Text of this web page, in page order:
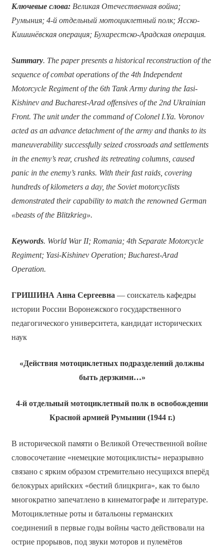
Ключевые слова: Великая Отечественная война;
Румыния; 4-й отдельный мотоциклетный полк; Ясско-
Кишинёвская операция; Бухарестско-Арадская операция.
Summary. The paper presents a historical reconstruction of the
sequence of combat operations of the 4th Independent
Motorcycle Regiment of the 6th Tank Army during the Iasi-
Kishinev and Bucharest-Arad offensives of the 2nd Ukrainian
Front. The unit under the command of Colonel I.Ya. Voronov
acted as an advance detachment of the army and thanks to its
maneuverability successfully seized crossroads and settlements
in the enemy’s rear, crushed its retreating columns, caused
panic in the enemy’s ranks. With their fast raids, covering
hundreds of kilometers a day, the Soviet motorcyclists
demonstrated their capability to match the renowned German
«beasts of the Blitzkrieg».
Keywords. World War II; Romania; 4th Separate Motorcycle
Regiment; Yasi-Kishinev Operation; Bucharest-Arad
Operation.
ГРИШИНА Анна Сергеевна — соискатель кафедры
истории России Воронежского государственного
педагогического университета, кандидат исторических
наук
«Действия мотоциклетных подразделений должны
быть дерзкими…»
4-й отдельный мотоциклетный полк в освобождении
Красной армией Румынии (1944 г.)
В исторической памяти о Великой Отечественной войне
словосочетание «немецкие мотоциклисты» неразрывно
связано с ярким образом стремительно несущихся вперёд
белокурых арийских «бестий блицкрига», как то было
многократно запечатлено в кинематографе и литературе.
Мотоциклетные роты и батальоны германских
соединений в первые годы войны часто действовали на
острие прорывов, под звуки моторов и пулемётов